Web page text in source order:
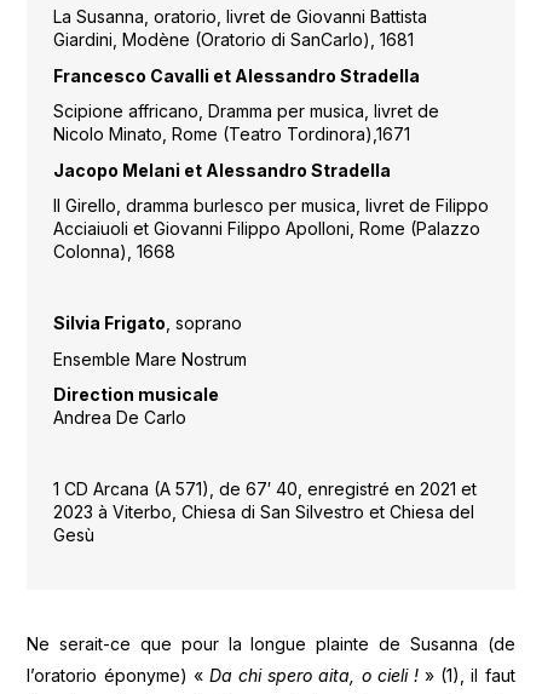
La Susanna, oratorio, livret de Giovanni Battista
Giardini, Modène (Oratorio di SanCarlo), 1681
Francesco Cavalli et Alessandro Stradella
Scipione affricano, Dramma per musica, livret de
Nicolo Minato, Rome (Teatro Tordinora),1671
Jacopo Melani et Alessandro Stradella
Il Girello, dramma burlesco per musica, livret de Filippo
Acciaiuoli et Giovanni Filippo Apolloni, Rome (Palazzo
Colonna), 1668
Silvia Frigato , soprano
Ensemble Mare Nostrum
Direction musicale
Andrea De Carlo
1 CD Arcana (A 571), de 67′ 40, enregistré en 2021 et
2023 à Viterbo, Chiesa di San Silvestro et Chiesa del
Gesù
Ne serait-ce que pour la longue plainte de Susanna (de
l’oratorio éponyme) « Da chi spero aita, o cieli !» (1), il faut